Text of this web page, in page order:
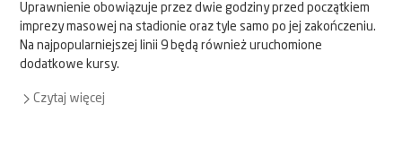
Uprawnienie obowiązuje przez dwie godziny przed początkiem
imprezy masowej na stadionie oraz tyle samo po jej zakończeniu.
Na najpopularniejszej linii 9 będą również uruchomione
dodatkowe kursy.
Czytaj więcej